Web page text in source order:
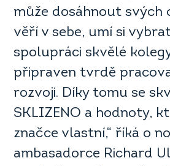
může dosáhnout svých
věří v sebe, umí si
spolupráci skvělé
připraven tvrdě
rozvoji. Díky tomu se
SKLIZENO a hodnoty,
značce vlastní,“ říká o
ambasadorce Richard